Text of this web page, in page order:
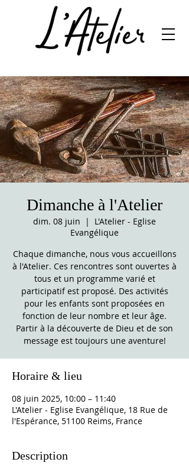
Dimanche à l'Atelier
dim. 08 juin
  |
L'Atelier - Eglise
Evangélique
Chaque dimanche, nous vous accueillons
à l'Atelier. Ces rencontres sont ouvertes à
tous et un programme varié et
participatif est proposé. Des activités
pour les enfants sont proposées en
fonction de leur nombre et leur âge.
Partir à la découverte de Dieu et de son
message est toujours une aventure!
Horaire & lieu
08 juin 2025, 10:00 – 11:40
L'Atelier - Eglise Evangélique, 18 Rue de
l'Espérance, 51100 Reims, France
Description